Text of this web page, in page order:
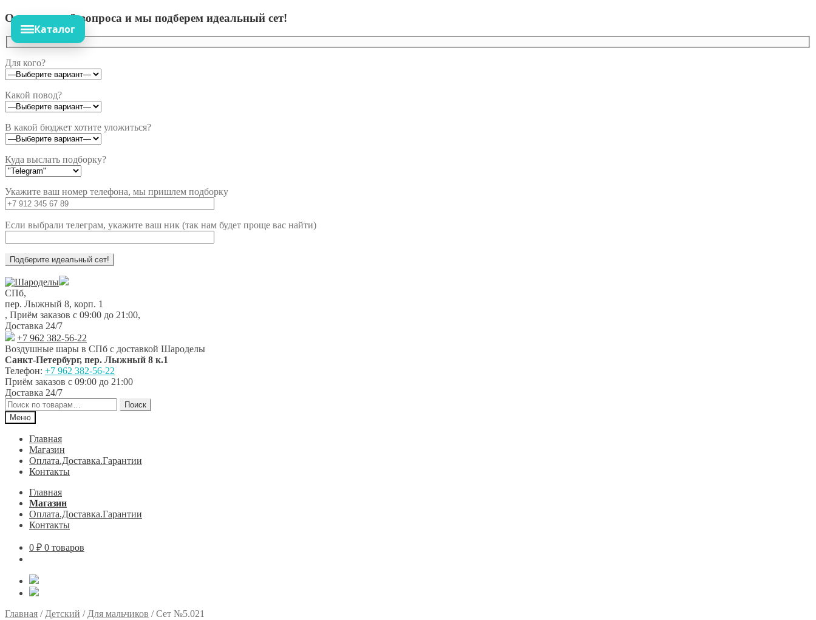
Ответьте на 3 вопроса и мы подберем идеальный сет!
Для кого?
Какой повод?
В какой бюджет хотите уложиться?
Куда выслать подборку?
Укажите ваш номер телефона, мы пришлем подборку
Если выбрали телеграм, укажите ваш ник (так нам будет проще вас найти)
Перейти
к
навигации
Перейти
к
содержимому
СПб,
пер. Лыжный 8, корп. 1
, Приём заказов с 09:00 до 21:00,
Доставка 24/7
+7 962 382-56-22
Воздушные шары в СПб с доставкой Шароделы
Санкт-Петербург, пер. Лыжный 8 к.1
Телефон: +7 962 382-56-22
Приём заказов с 09:00 до 21:00
Доставка 24/7
Искать:
Поиск
Меню
Главная
Магазин
Оплата.Доставка.Гарантии
Контакты
Главная
Магазин
Оплата.Доставка.Гарантии
Контакты
0 ₽ 0 товаров
Каталог
Главная / Детский / Для мальчиков /Сет №5.021